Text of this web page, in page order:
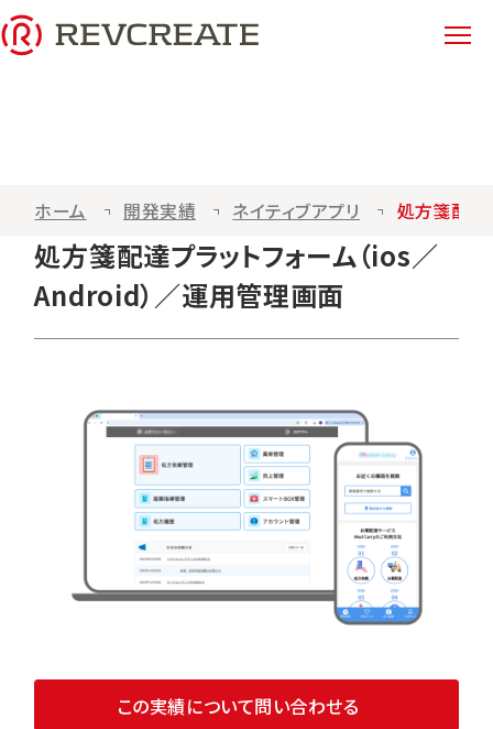
システム開発
アプリ開発
AIソリューション開発
顧客インタビュー
開発ブログ
ホーム 開発実績 ネイティブアプリ 処方箋配達
処方箋配達プラットフォーム（ios／
Android）／運用管理画面
この実績について問い合わせる